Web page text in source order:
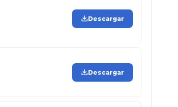
Descargar
Descargar